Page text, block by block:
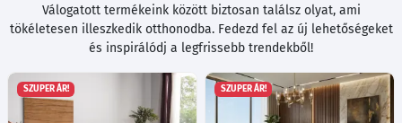
Válogatott termékeink között biztosan találsz olyat, ami
tökéletesen illeszkedik otthonodba. Fedezd fel az új lehetőségeket
és inspirálódj a legfrissebb trendekből!
SZUPER ÁR! SZUPER ÁR!